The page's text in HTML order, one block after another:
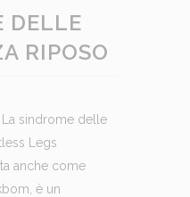
DELLE
RIPOSO
La sindrome delle
Legs
anche come
è un